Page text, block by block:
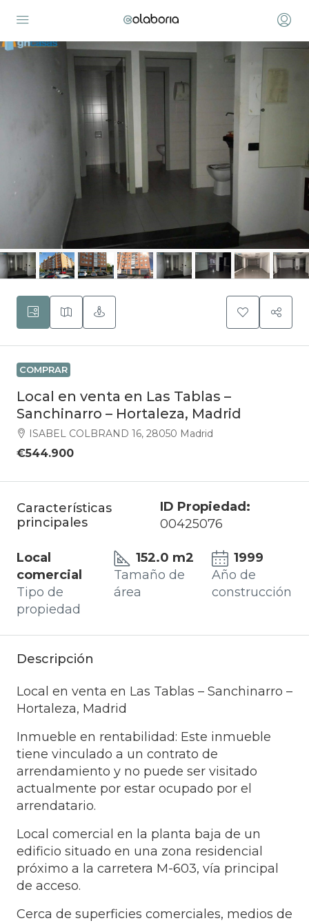
COMPRAR
Local en venta en Las Tablas –
Sanchinarro – Hortaleza, Madrid
ISABEL COLBRAND 16, 28050 Madrid
€544.900
Características
principales
ID Propiedad:
00425076
Local
comercial
Tipo de
propiedad
152.0 m2
Tamaño de
área
1999
Año de
construcción
Descripción
Local en venta en Las Tablas – Sanchinarro –
Hortaleza, Madrid
Inmueble en rentabilidad: Este inmueble
tiene vinculado a un contrato de
arrendamiento y no puede ser visitado
actualmente por estar ocupado por el
arrendatario.
Local comercial en la planta baja de un
edificio situado en una zona residencial
próximo a la carretera M-603, vía principal
de acceso.
Cerca de superficies comerciales, medios de